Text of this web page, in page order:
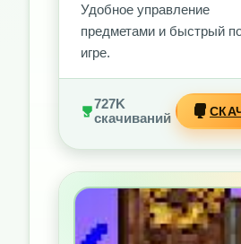
Удобное управление
предметами и быстрый
игре.
727K
скачиваний
БЕЗ РЕКЛАМЫ